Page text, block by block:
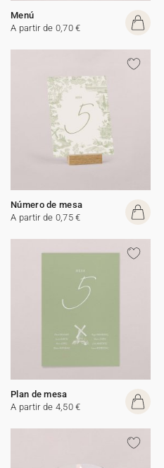
Menú
A partir de 0,70 €
Número de mesa
A partir de 0,75 €
Plan de mesa
A partir de 4,50 €